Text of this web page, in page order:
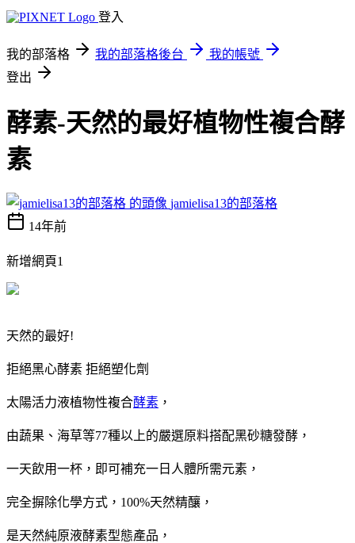
登入
我的部落格 我的部落格後台
我的帳號
登出
酵素-天然的最好植物性複合酵
素
jamielisa13的部落格
14年前
新增網頁1
天然的最好!
拒絕黑心酵素 拒絕塑化劑
太陽活力液植物性複合酵素 ，
由蔬果、海草等77種以上的嚴選原料搭配黑砂糖發酵，
一天飲用一杯，即可補充一日人體所需元素，
完全摒除化學方式，100%天然精釀，
是天然純原液酵素型態產品，